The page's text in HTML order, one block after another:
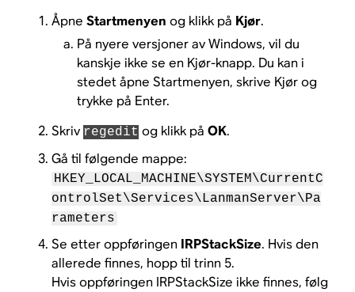
ÅpneStartmenyen og klikk på Kjør.
På nyere versjoner av Windows, vil du
kanskje ikke se en Kjør-knapp. Du kan i
stedet åpne Startmenyen, skrive Kjør og
trykke på Enter.
Skriv regedit og klikk påOK.
Gå til følgende mappe:
HKEY_LOCAL_MACHINE\SYSTEM\CurrentC
ontrolSet\Services\LanmanServer\Pa
rameters
Se etter oppføringen IRPStackSize. Hvis den
allerede finnes, hopp til trinn 5.
Hvis oppføringen IRPStackSize ikke finnes, følg